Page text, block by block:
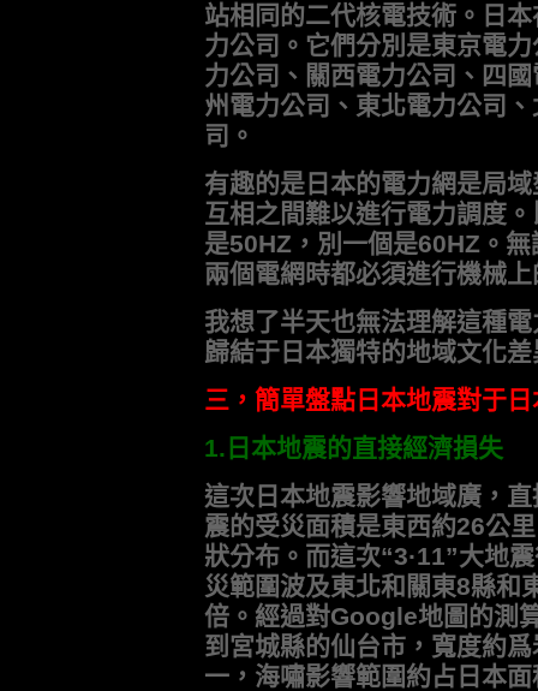
站相同的二代核電技術。日
力公司。它們分別是東京電
力公司、關西電力公司、四
州電力公司、東北電力公司
司。
有趣的是日本的電力網是局
互相之間難以進行電力調度
是50HZ，別一個是60HZ。
兩個電網時都必須進行機械
我想了半天也無法理解這種
歸結于日本獨特的地域文化
三，簡單盤點日本地震對于
1.日本地震的直接經濟損失
這次日本地震影響地域廣，
震的受災面積是東西約26公
狀分布。而這次“3·11”大地
災範圍波及東北和關東8縣和
倍。經過對Google地圖的測
到宮城縣的仙台市，寬度約
一，海嘯影響範圍約占日本